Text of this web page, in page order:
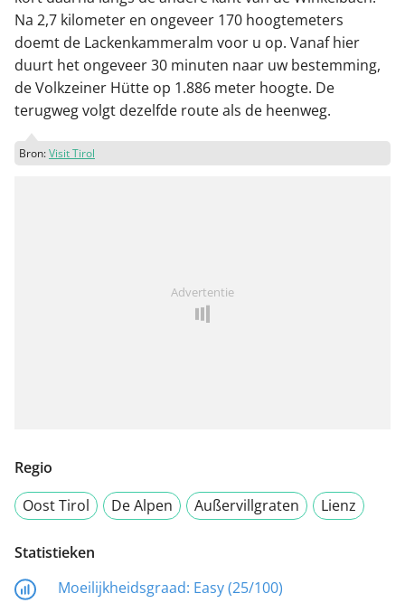
Na 2,7 kilometer en ongeveer 170 hoogtemeters
doemt de Lackenkammeralm voor u op. Vanaf hier
duurt het ongeveer 30 minuten naar uw bestemming,
de Volkzeiner Hütte op 1.886 meter hoogte. De
terugweg volgt dezelfde route als de heenweg.
Bron:Visit Tirol
Advertentie
Regio
Oost Tirol
De Alpen Außervillgraten Lienz
Statistieken
Moeilijkheidsgraad: Easy (25/100)